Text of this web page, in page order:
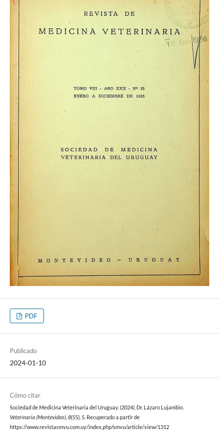
PDF
Publicado
2024-01-10
Cómo citar
Sociedad de Medicina Veterinaria del Uruguay. (2024). Dr. Lázaro Lujambio.
Veterinaria (Montevideo), 8(55), 5. Recuperado a partir de
https://www.revistasmvu.com.uy/index.php/smvu/article/view/1312